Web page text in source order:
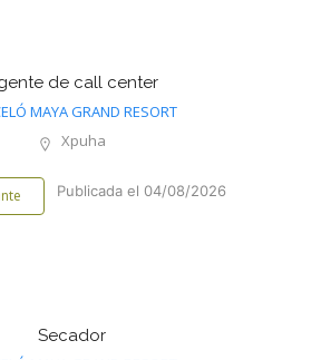
de call center
MAYA GRAND RESORT
Xpuha
Publicada el 04/08/2026
Secador